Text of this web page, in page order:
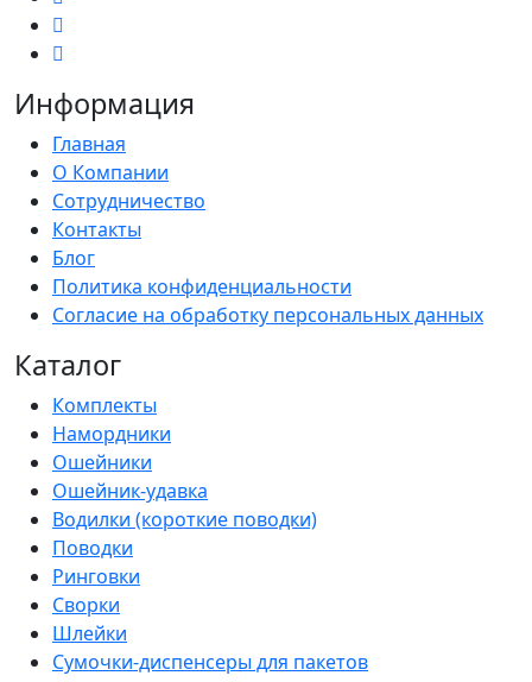
Информация
Главная
О Компании
Сотрудничество
Контакты
Блог
Политика конфиденциальности
Согласие на обработку персональных данных
Каталог
Комплекты
Намордники
Ошейники
Ошейник-удавка
Водилки (короткие поводки)
Поводки
Ринговки
Сворки
Шлейки
Сумочки-диспенсеры для пакетов